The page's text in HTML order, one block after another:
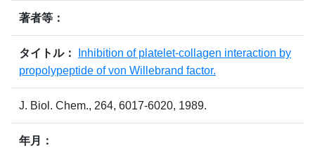
著者等：
タイトル：
Inhibition of platelet-collagen interaction by
propolypeptide of von Willebrand factor.
J. Biol. Chem., 264, 6017-6020, 1989.
年月：